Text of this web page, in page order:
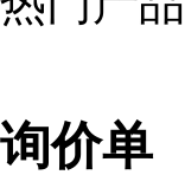
询价单